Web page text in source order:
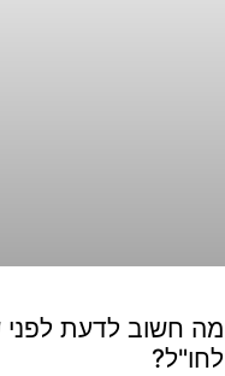
מה חשוב לדעת
לחו"ל?